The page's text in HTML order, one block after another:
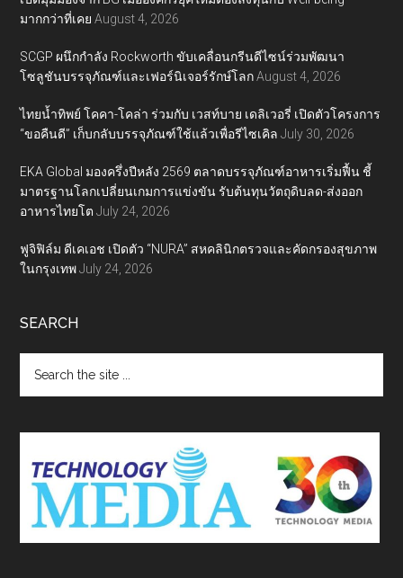
มากกว่าที่เคย August 4, 2026
SCGP ผนึกกำลัง Rockworth ขับเคลื่อนกรีนดีไซน์ร่วมพัฒนา
โซลูชันบรรจุภัณฑ์และเฟอร์นิเจอร์รักษ์โลก August 4, 2026
ไทยน้ำทิพย์ โคคา-โคล่า ร่วมกับ เวสท์บาย เดลิเวอรี่ เปิดตัวโครงการ
“ขอคืนดี” เก็บกลับบรรจุภัณฑ์ใช้แล้วเพื่อรีไซเคิล July 30, 2026
EKA Global มองครึ่งปีหลัง 2569 ตลาดบรรจุภัณฑ์อาหารเริ่มฟื้น ชี้
มาตรฐานโลกเปลี่ยนเกมการแข่งขัน รับต้นทุนวัตถุดิบลด-ส่งออก
อาหารไทยโต July 24, 2026
ฟูจิฟิล์ม ดีเคเอช เปิดตัว “NURA” สหคลินิกตรวจและคัดกรองสุขภาพ
ในกรุงเทพ July 24, 2026
SEARCH
the